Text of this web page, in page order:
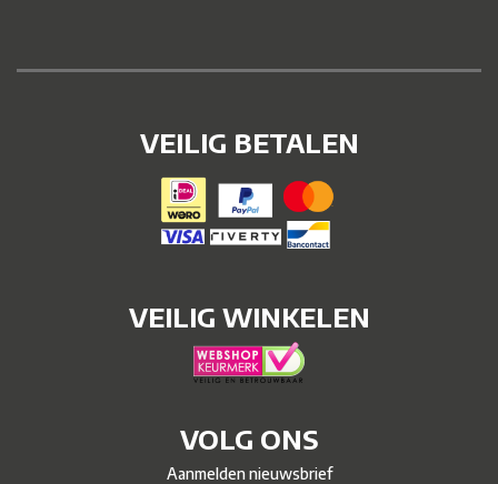
VEILIG BETALEN
VEILIG WINKELEN
VOLG ONS
Aanmelden nieuwsbrief